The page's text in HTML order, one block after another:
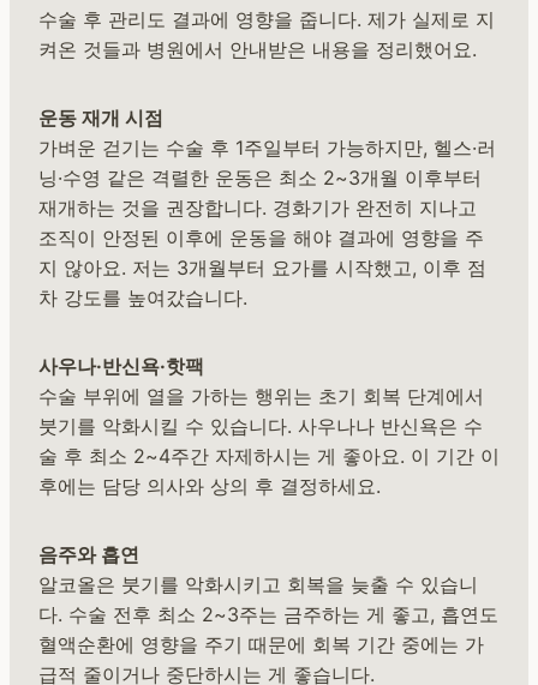
수술 후 관리도 결과에 영향을 줍니다. 제가 실제로 지
켜온 것들과 병원에서 안내받은 내용을 정리했어요.
운동 재개 시점
가벼운 걷기는 수술 후 1주일부터 가능하지만, 헬스·러
닝·수영 같은 격렬한 운동은 최소 2~3개월 이후부터
재개하는 것을 권장합니다. 경화기가 완전히 지나고
조직이 안정된 이후에 운동을 해야 결과에 영향을 주
지 않아요. 저는 3개월부터 요가를 시작했고, 이후 점
차 강도를 높여갔습니다.
사우나·반신욕·핫팩
수술 부위에 열을 가하는 행위는 초기 회복 단계에서
붓기를 악화시킬 수 있습니다. 사우나나 반신욕은 수
술 후 최소 2~4주간 자제하시는 게 좋아요. 이 기간 이
후에는 담당 의사와 상의 후 결정하세요.
음주와 흡연
알코올은 붓기를 악화시키고 회복을 늦출 수 있습니
다. 수술 전후 최소 2~3주는 금주하는 게 좋고, 흡연도
혈액순환에 영향을 주기 때문에 회복 기간 중에는 가
급적 줄이거나 중단하시는 게 좋습니다.